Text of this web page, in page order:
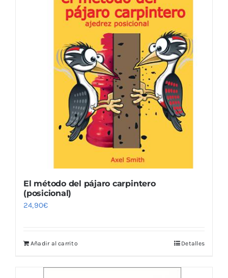
El método del pájaro carpintero
(posicional)
24,90€
Añadir al carrito Detalles